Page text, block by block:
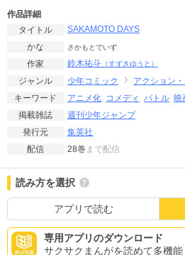
作品詳細
タイトル
SAKAMOTO DAYS
かな
さかもとでいず
作家 鈴木祐斗 （すずきゆうと）
ジャンル 少年コミック
アクション
キーワード
アニメ化 コメディ バトル 映
掲載雑誌
週刊少年ジャンプ
発行元
集英社
配信
28巻 まで配信
読み方を選択
アプリで読む
専用アプリのダウンロード
サクサクまんがを読めて多機能